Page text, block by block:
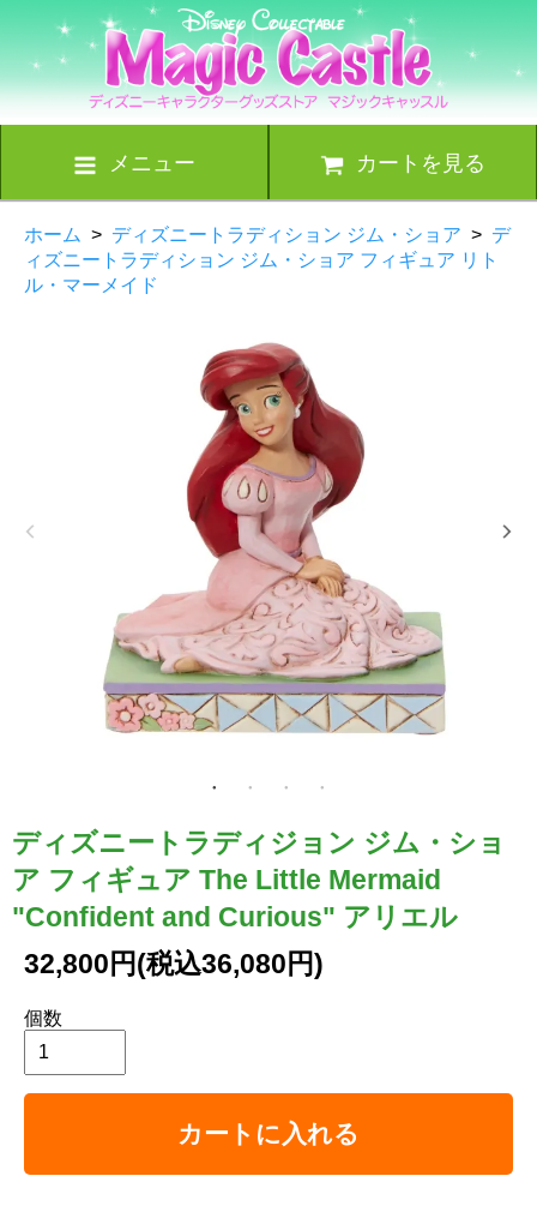
メニュー カートを見る
ホーム > ディズニートラディション ジム・ショア > デ
ィズニートラディション ジム・ショア フィギュア リト
ル・マーメイド
ディズニートラディジョン ジム・ショ
ア フィギュア The Little Mermaid
"Confident and Curious" アリエル
32,800円(税込36,080円)
個数
カートに入れる